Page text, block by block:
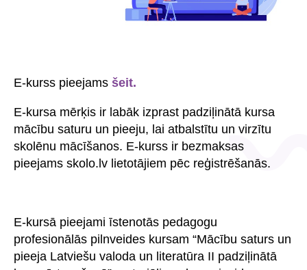
E-kurss pieejams šeit.
E-kursa mērķis ir labāk izprast padziļinātā kursa
mācību saturu un pieeju, lai atbalstītu un virzītu
skolēnu mācīšanos. E-kurss ir bezmaksas
pieejams skolo.lv lietotājiem pēc reģistrēšanās.
E-kursā pieejami īstenotās pedagogu
profesionālās pilnveides kursam “Mācību saturs un
pieeja Latviešu valoda un literatūra II padziļinātā